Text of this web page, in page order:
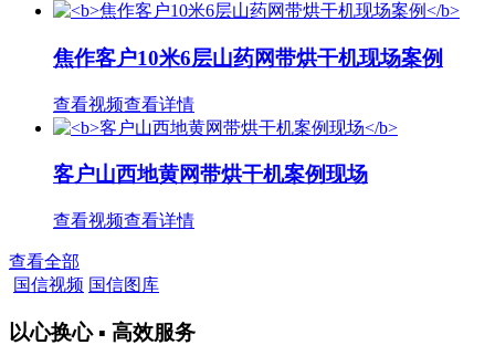
焦作客户10米6层山药网带烘干机现场案例
查看视频查看详情
客户山西地黄网带烘干机案例现场
查看视频查看详情
查看全部
国信视频 国信图库
以心换心 ▪ 高效服务